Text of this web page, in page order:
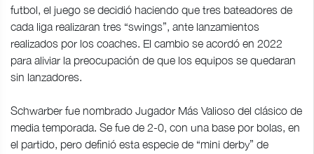
futbol, el juego se decidió haciendo que tres bateadores de
cada liga realizaran tres “swings”, ante lanzamientos
realizados por los coaches. El cambio se acordó en 2022
para aliviar la preocupación de que los equipos se quedaran
sin lanzadores.
Schwarber fue nombrado Jugador Más Valioso del clásico de
media temporada. Se fue de 2-0, con una base por bolas, en
el partido, pero definió esta especie de “mini derby” de